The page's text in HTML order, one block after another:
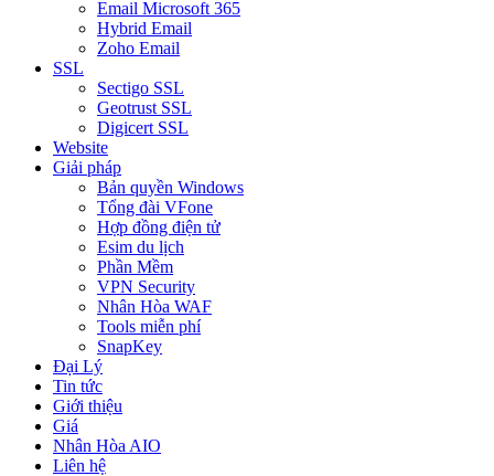
Email Microsoft 365
Hybrid Email
Zoho Email
SSL
Sectigo SSL
Geotrust SSL
Digicert SSL
Website
Giải pháp
Bản quyền Windows
Tổng đài VFone
Hợp đồng điện tử
Esim du lịch
Phần Mềm
VPN Security
Nhân Hòa WAF
Tools miễn phí
SnapKey
Đại Lý
Tin tức
Giới thiệu
Giá
Nhân Hòa AIO
Liên hệ